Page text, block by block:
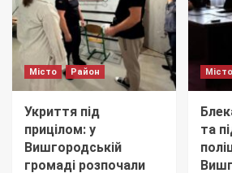
Місто Район
Укриття під
прицілом: у
Вишгородській
громаді розпочали
Місто
та